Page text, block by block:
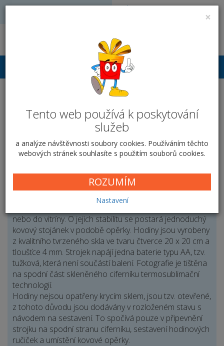
×
Tento web používá k poskytování
služeb
a analýze návštěvnosti soubory cookies. Používáním těchto
webových stránek souhlasíte s použitím souborů cookies.
ROZUMÍM
Nastavení
Volejte: 728 051 909
Přihlášení
Skleněné hodiny na
poličku - Fotografie
Jak budou vaše hodiny vypadat?
nebo do vitríny. O jejich stabilitu se postará jednoduchý
kovový stojánek v podobě opěrky. Hodiny jsou vyrobeny
z kvalitního tvrzeného skla ve tvaru čtverce 20 x 20 cm a
tloušťce 4 mm. Strojek napájí jedna baterie typu AA, tzv.
tužková, která není součástí balení. Fotografie je tištěna
na spodní část skleněného ciferníku termosublimační
technologií.
Hodiny nejsou opatřeny krycím sklem, jsou tzv. otevřené,
z tohoto důvodu jsou dodávány v rozloženém stavu s
návodem na sestavení. To spočívá pouze v připevnění
strojku na spodní stranu ciferníku, sestavení hodinových
ručiček a umístění kovové opěrky.